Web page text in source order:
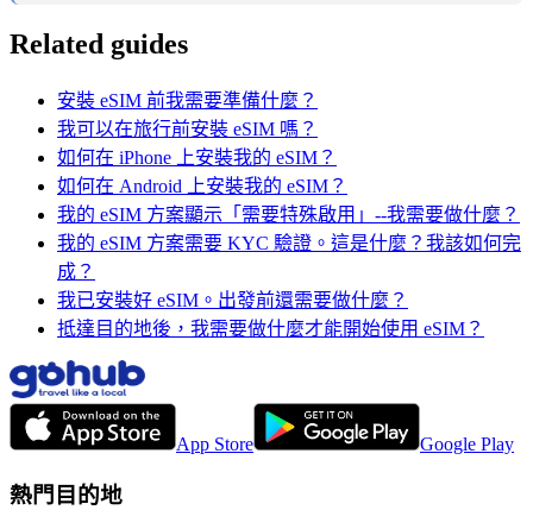
Related guides
安裝 eSIM 前我需要準備什麼？
我可以在旅行前安裝 eSIM 嗎？
如何在 iPhone 上安裝我的 eSIM？
如何在 Android 上安裝我的 eSIM？
我的 eSIM 方案顯示「需要特殊啟用」--我需要做什麼？
我的 eSIM 方案需要 KYC 驗證。這是什麼？我該如何完
成？
我已安裝好 eSIM。出發前還需要做什麼？
抵達目的地後，我需要做什麼才能開始使用 eSIM？
App Store Google Play
熱門目的地